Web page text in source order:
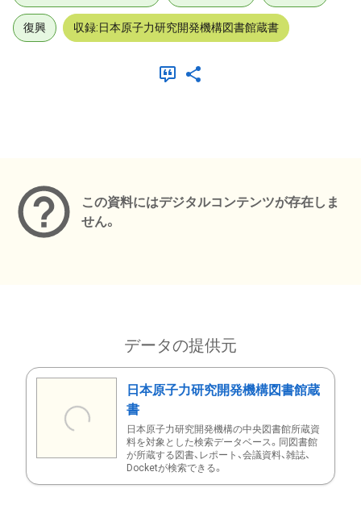
復興 収録:日本原子力研究開発機構図書館蔵書
この資料にはデジタルコンテンツが存在しま
せん。
データの提供元
日本原子力研究開発機構図書館蔵
書
日本原子力研究開発機構の中央図書館所蔵資
料を対象とした検索データベース。同図書館
が所蔵する図書、レポート、会議資料、雑誌、
Docketが検索できる。